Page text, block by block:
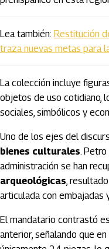
Lea también: Restitución
traza nuevas metas para
La colección incluye
objetos de uso cotidiano,
sociales, simbólicos y
Uno de los ejes del
bienes culturales.
administración se han
arqueológicas,
articulada con embajadas
El mandatario contrastó
anterior, señalando que